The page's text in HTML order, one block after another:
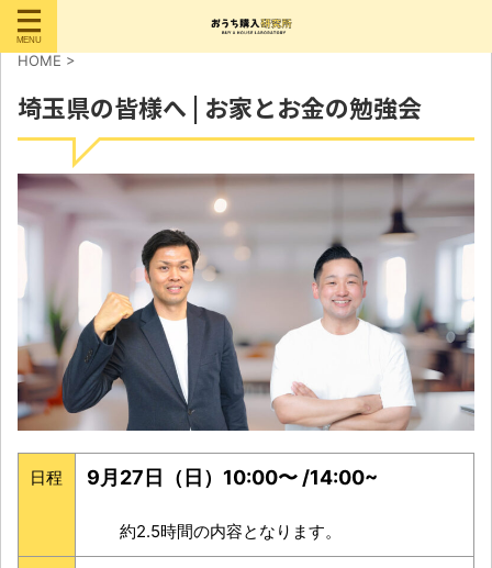
HOME >
埼玉県の皆様へ | お家とお金の勉強会
日程 9月27日（日）10:00〜 /14:00~
約2.5時間の内容となります。